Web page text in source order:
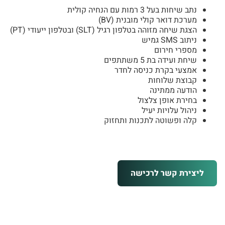
נתב שיחות בעל 3 רמות עם הנחיה קולית
מערכת דואר קולי מובנית (BV)
הצגת שיחה מזוהה בטלפון רגיל (SLT) ובטלפון ייעודי (PT)
ניתוב SMS גמיש
מספרי חירום
שיחת ועידה בת 5 משתתפים
אמצעי בקרת כניסה לחדר
קבוצת שלוחות
הודעה ממתינה
בחירת אופן צלצול
ניהול עלויות יעיל
קלה ופשוטה לתכנות ותחזוק
ליצירת קשר לרכישה